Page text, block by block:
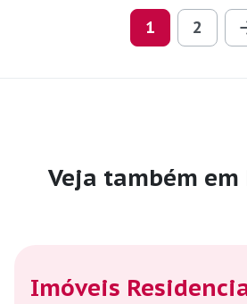
1 2
Veja também
Imóveis